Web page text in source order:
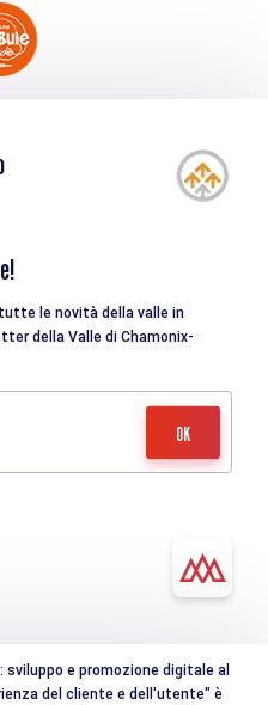
le novità della valle in
della Valle di Chamonix-
e promozione digitale al
del cliente e dell'utente" è